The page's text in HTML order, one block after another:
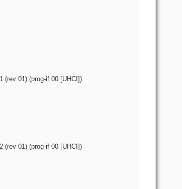
(rev 01) (prog-if 00 [UHCI])
(rev 01) (prog-if 00 [UHCI])